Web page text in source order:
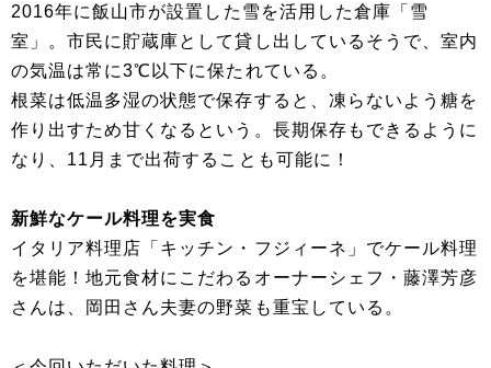
2016年に飯山市が設置した雪を活用した倉庫「雪
室」。市民に貯蔵庫として貸し出しているそうで、室内
の気温は常に3℃以下に保たれている。
根菜は低温多湿の状態で保存すると、凍らないよう糖を
作り出すため甘くなるという。長期保存もできるように
なり、11月まで出荷することも可能に！
新鮮なケール料理を実食
イタリア料理店「キッチン・フジィーネ」でケール料理
を堪能！地元食材にこだわるオーナーシェフ・藤澤芳彦
さんは、岡田さん夫妻の野菜も重宝している。